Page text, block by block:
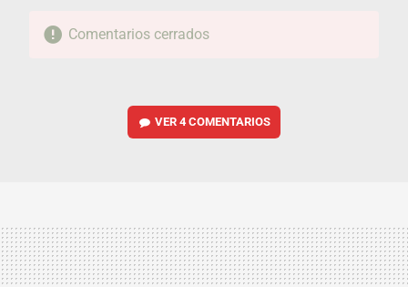
Comentarios cerrados
VER4 COMENTARIOS